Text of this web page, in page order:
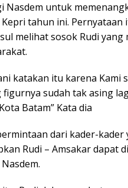
Nasdem untuk
tahun ini. Pernyataan
melihat sosok Rudi yang
katakan itu karena Kami
figurnya sudah tak asing
Batam” Kata dia
dari kader-kader
Rudi – Amsakar dapat